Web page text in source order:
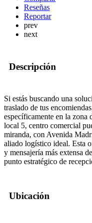
Reseñas
Reportar
prev
next
Descripción
Si estás buscando una
traslado de tus
específicamente en la
local 5, centro comercial
miranda, con Avenida
aliado logístico ideal. Esta
y mensajería más extensa
punto estratégico de
Ubicación